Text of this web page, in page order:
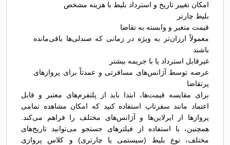
امکان تغییر تاریخ و استرداد بلیط با هزینه مشخص
بلیط چارتر
قیمت متغیر و وابسته به تقاضا
معمولاً ارزان‌تر به ویژه در زمانی که صندلی‌ها باقی‌مانده
باشند
غیرقابل استرداد یا با جریمه بیشتر
عرضه توسط آژانس‌های مسافرتی و عمدتاً برای پروازهای
پرتقاضا
برای مقایسه قیمت‌ها، ابتدا باید از پلتفرم‌های معتبر و قابل
اعتماد مانند سفرتاپ استفاده کنید که امکان مشاهده تمامی
پروازها از ایرلاین‌ها و آژانس‌های مختلف را فراهم می‌کند.
همچنین، با استفاده از فیلترهای جستجو می‌توانید تاریخ‌های
مختلف، نوع بلیط (سیستمی یا چارتری) و کلاس پروازی